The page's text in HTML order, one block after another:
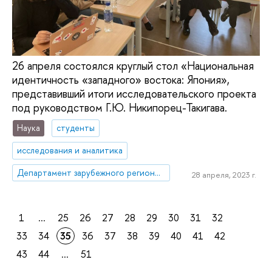
26 апреля состоялся круглый стол «Национальная
идентичность «западного» востока: Япония»,
представивший итоги исследовательского проекта
под руководством Г.Ю. Никипорец-Такигава.
Наука
студенты
исследования и аналитика
Департамент зарубежного регионоведения
28 апреля, 2023 г.
1 ... 25 26 27 28 29 30 31
32
33
34 35 36 37 38 39 40 41
42
43
44 ... 51